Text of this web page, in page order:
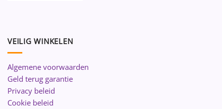
VEILIG WINKELEN
Algemene voorwaarden
Geld terug garantie
Privacy beleid
Cookie beleid